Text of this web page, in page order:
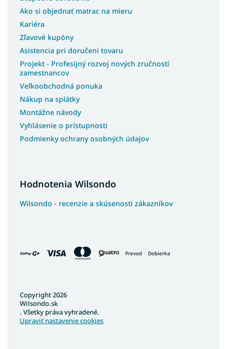
Ako si objednať matrac na mieru
Kariéra
Zľavové kupóny
Asistencia pri doručení tovaru
Projekt - Profesijný rozvoj nových zručností
zamestnancov
Veľkoobchodná ponuka
Nákup na splátky
Montážne návody
Vyhlásenie o prístupnosti
Podmienky ochrany osobných údajov
Hodnotenia Wilsondo
Wilsondo - recenzie a skúsenosti zákazníkov
Prevod Dobierka
Copyright 2026
Wilsondo.sk
. Všetky práva vyhradené.
Upraviť nastavenie cookies